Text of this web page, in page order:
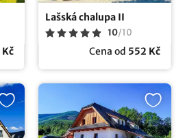
Lašská chalupa II
10/10
Cena od 552 Kč